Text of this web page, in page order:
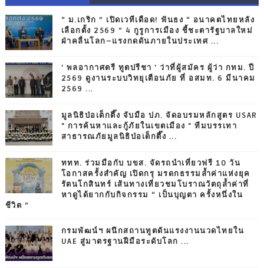
“ ม.เกริก ” เปิดเวทีเดือด! ฟันธง “ อนาคตไทยหลัง
เลือกตั้ง 2569 ” 4 กูรูการเมือง ชี้ชะตารัฐบาลใหม่
ฝ่าคลื่นโลก–แรงกดดันภายในประเทศ ...
' พลอากาศตรี ทูตปรีชา ' ว่าที่ผู้สมัคร ผู้ว่า กทม. ปี
2569 ดูงานระบบวิทยุเตือนภัย ที่ อสมท. 6 มีนาคม
2569 ...
มูลนิธิป่อเต็กตึ๊ง จับมือ ปภ. จัดอบรมหลักสูตร USAR
" การค้นหาและกู้ภัยในเขตเมือง " ทีมบรรเทา
สาธารณภัยมูลนิธิป่อเต็กตึ๊ง ...
ททท. ร่วมมือกับ บขส. จัดรถนำเที่ยวฟรี 10 วัน
โอกาสครั้งสำคัญ เปิดกรุ มรดกธรรมล้ำค่าแห่งยุค
รัตนโกสินทร์ เส้นทางเที่ยวชมโบราณวัตถุล้ำค่าที่
หาดูได้ยากกับกิจกรรม “ เป็นบุญตา ครั้งหนึ่งใน
ชีวิต ”
กรมพัฒน์ฯ ผนึกสถานทูตดันแรงงานนวดไทยใน
UAE สู่มาตรฐานฝีมือระดับโลก ...